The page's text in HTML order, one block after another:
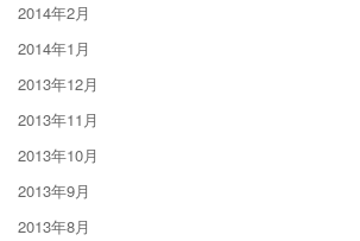
2014年2月
2014年1月
2013年12月
2013年11月
2013年10月
2013年9月
2013年8月